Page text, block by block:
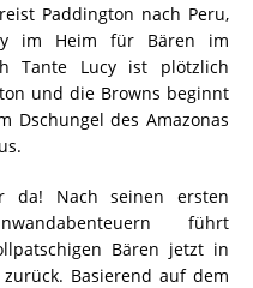
Paddington nach Peru,
im Heim für Bären im
Tante Lucy ist plötzlich
und die Browns beginnt
Dschungel des Amazonas
da! Nach seinen ersten
führt
Bären jetzt in
Basierend auf dem